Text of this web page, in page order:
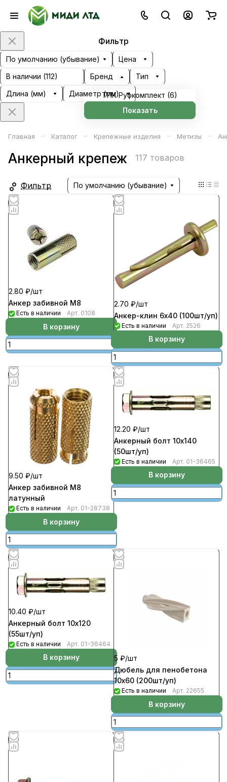
Фильтр
По умолчанию (убывание)
Цена
В наличии (112) Бренд
ТПК Руфкомплект (6)
Показать
Тип
Длина (мм)
Диаметр (мм)
Главная – Каталог – Крепёжные изделия – Метизы –
Анкерный крепеж 117 товаров
Фильтр По умолчанию (убывание)
2.80 ₽/шт
Анкер забивной М8
Есть в наличии Арт. 0108
В корзину
2.70 ₽/шт
Анкер-клин 6х40 (100шт/уп)
Есть в наличии Арт. 2526
В корзину
9.50 ₽/шт
Анкер забивной М8
латунный
Есть в наличии Арт. 01-28738
В корзину
12.20 ₽/шт
Анкерный болт 10х140
(50шт/уп)
Есть в наличии Арт. 01-36465
В корзину
10.40 ₽/шт
Анкерный болт 10х120
(55шт/уп)
Есть в наличии Арт. 01-36464
В корзину 5 ₽/шт
Дюбель для пенобетона
10х60 (200шт/уп)
Есть в наличии Арт. 22655
В корзину